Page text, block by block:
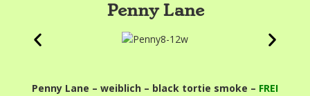
Penny Lane
Penny Lane – weiblich – black tortie smoke – FREI